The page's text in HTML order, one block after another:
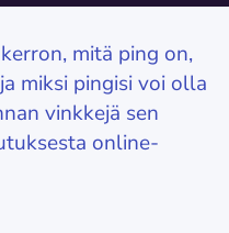
mitä ping on,
miksi pingisi voi olla
vinkkejä sen
online-